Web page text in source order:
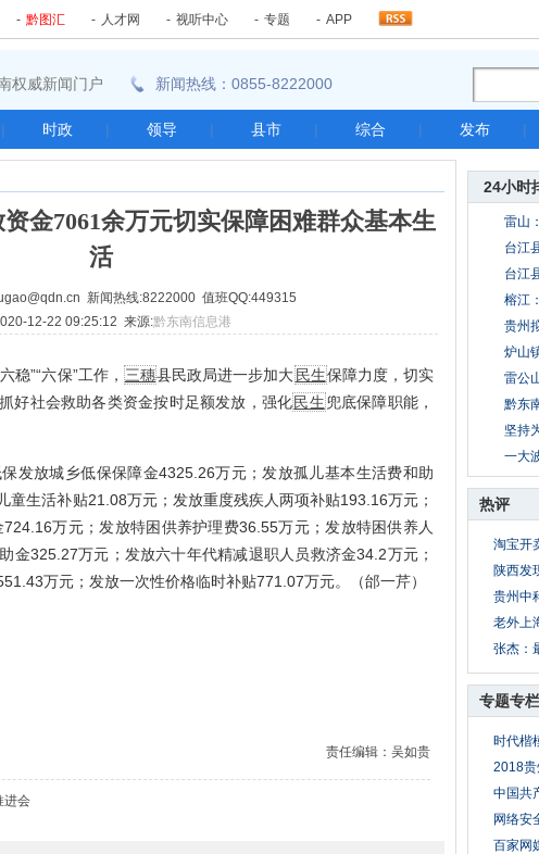
- 黔图汇 - 人才网 - 视听中心 - 专题 - APP
权威新闻门户 新闻热线：0855-8222000
| 时政 | 领导 | 县市 | 综合 | 发布 |
24小时
雷山
台江
台江
榕江
贵州
林村
炉山
雷公
区
黔东
赛中
坚持
一大
热评
淘宝开
陕西发
贵州中
老外上
张杰：
专题专栏
时代楷
2018贵
中国共
网络安
百家网
金7061余万元切实保障困难群众基本生
活
新闻热线:8222000 值班QQ:449315
12-22 09:25:12 来源:黔东南信息港
”“六保”工作， 三穗县民政局进一步加大民生保障力度，切实
好社会救助各类资金按时足额发放，强化民生兜底保障职能，
放城乡低保保障金4325.26万元；发放孤儿基本生活费和助
童生活补贴21.08万元；发放重度残疾人两项补贴193.16万元；
万元；发放特困供养护理费36.55万元；发放特困供养人
金325.27万元；发放六十年代精减退职人员救济金34.2万元；
万元；发放一次性价格临时补贴771.07万元。（邰一芹）
责任编辑：吴如贵
进会